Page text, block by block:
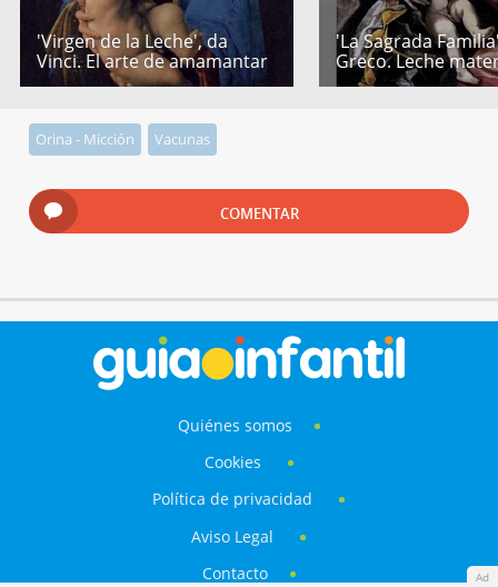
'Virgen de la Leche', da
Vinci. El arte de amamantar
'La Sagrada
Greco. Leche
Orina - Micción Vacunas
COMENTAR
Ad
Quiénes somos
Cookies
Política de privacidad
Aviso Legal
Contacto